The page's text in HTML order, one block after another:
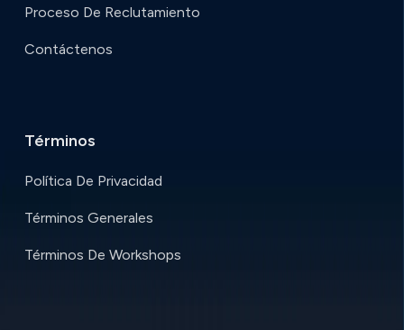
Proceso De Reclutamiento
Contáctenos
Términos
Política De Privacidad
Términos Generales
Términos De Workshops